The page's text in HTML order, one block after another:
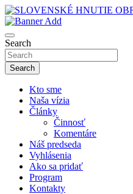
Skip
to
content
SLOVENSKÉ
Search
Search
Kto sme
Naša vízia
Články
Činnosť
Komentáre
Náš predseda
Vyhlásenia
Ako sa pridať
Program
Kontakty